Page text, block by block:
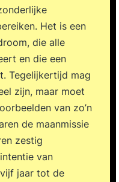
Het is een
die alle
en die een
Tegelijkertijd mag
zijn, maar moet
van zo’n
de maanmissie
zestig
van
jaar tot de